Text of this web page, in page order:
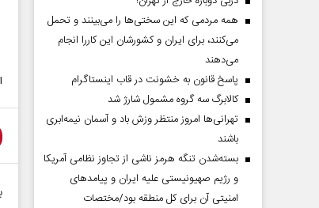
همه مردمی که این سختی‌ها را می‌بینند و تحمل
می‌کنند، برای ایران و کشورشان این کاررا انجام
می‌دهند
پاسخ قانون به خشونت در قاب اینستاگرام
کالابرگ سه گروه مشمول شارژ شد
تهرانی‌ها امروز منتظر وزش باد و آسمان نیمه‌ابری
باشند
بسته‌شدن تنگه هرمز ناشی از تجاوز نظامی آمریکا
و رژیم صهیونیستی علیه ایران و پیامد‌های
امنیتی آن برای کل منطقه بود/مختصات